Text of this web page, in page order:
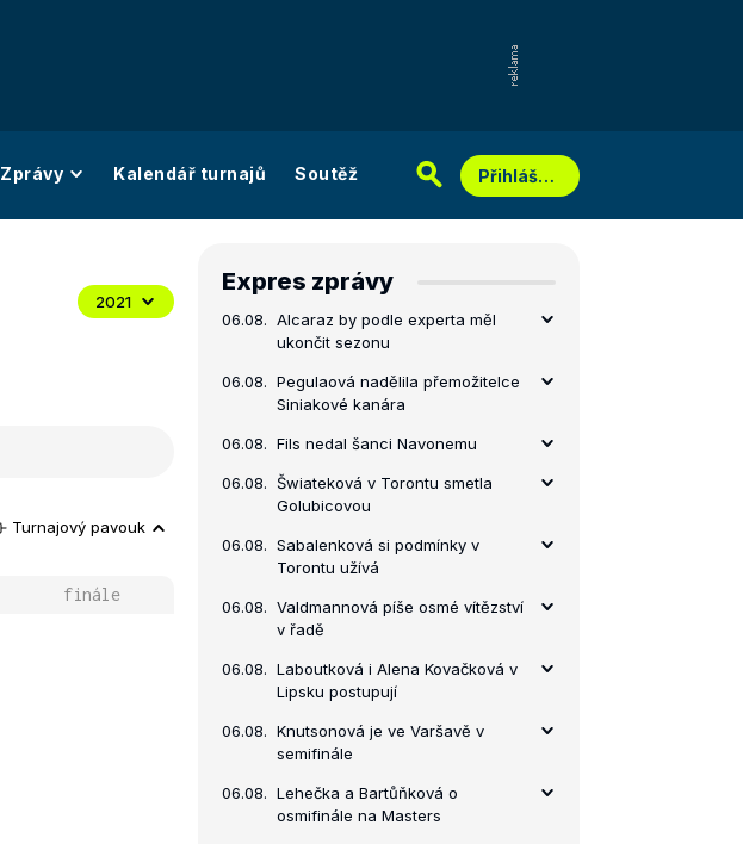
Zprávy Kalendář turnajů Soutěž Přihlášení
2021
Turnajový pavouk
finále
Expres zprávy
06.08. Alcaraz by podle experta měl
ukončit sezonu
06.08. Pegulaová nadělila přemožitelce
Siniakové kanára
06.08. Fils nedal šanci Navonemu
06.08. Šwiateková v Torontu smetla
Golubicovou
06.08. Sabalenková si podmínky v
Torontu užívá
06.08. Valdmannová píše osmé vítězství
v řadě
06.08. Laboutková i Alena Kovačková v
Lipsku postupují
06.08. Knutsonová je ve Varšavě v
semifinále
06.08. Lehečka a Bartůňková o
osmifinále na Masters